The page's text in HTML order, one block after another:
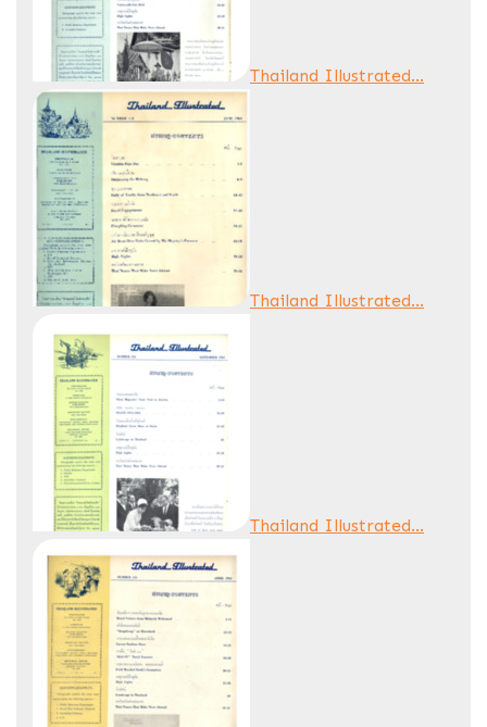
Thailand Illustrated...
Thailand Illustrated...
Thailand Illustrated...